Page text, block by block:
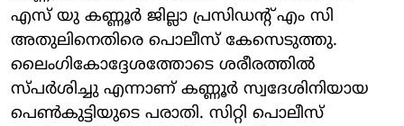
എസ് യു കണ്ണൂര്‍ ജില്ലാ പ്രസിഡന്റ് എം സി
അതുലിനെതിരെ പൊലീസ് കേസെടുത്തു.
ലൈംഗികോദ്ദേശത്തോടെ ശരീരത്തില്‍
സ്പര്‍ശിച്ചു എന്നാണ് കണ്ണൂര്‍ സ്വദേശിനിയായ
പെണ്‍കുട്ടിയുടെ പരാതി. സിറ്റി പൊലീസ്